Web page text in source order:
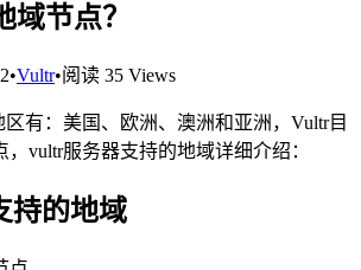
节点？
•Vultr•阅读 35 Views
有：美国、欧洲、澳洲和亚洲，Vultr目
vultr服务器支持的地域详细介绍：
持的地域